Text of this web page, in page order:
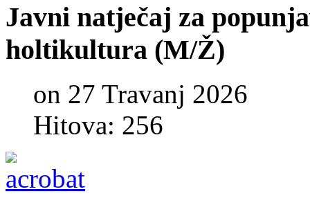
Javni natječaj za
holtikultura (M/Ž)
on 27 Travanj 2026
Hitova: 256